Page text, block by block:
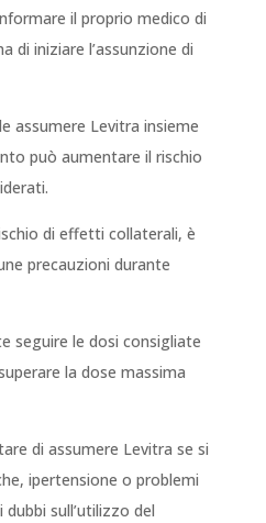
il proprio medico di
di iniziare l’assunzione di
assumere Levitra insieme
può aumentare il rischio
di effetti collaterali, è
precauzioni durante
seguire le dosi consigliate
la dose massima
di assumere Levitra se si
ipertensione o problemi
sull’utilizzo del